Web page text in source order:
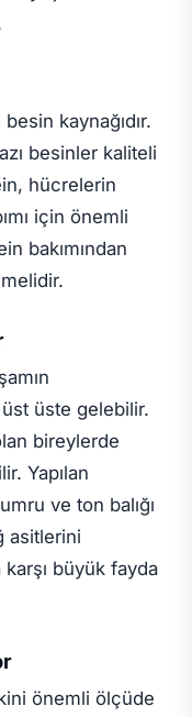
kaynağıdır.
besinler kaliteli
hücrelerin
için önemli
bakımından
üste gelebilir.
bireylerde
Yapılan
ve ton balığı
asitlerini
karşı büyük fayda
önemli ölçüde